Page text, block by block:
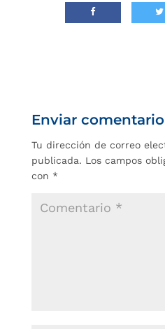
Enviar comentario
Tu dirección de correo
publicada. Los campos
con *